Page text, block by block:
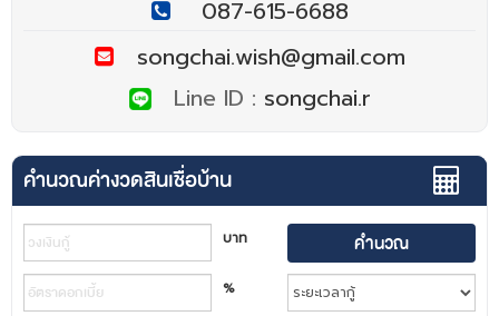
087-615-6688
songchai.wish@gmail.com
Line ID : songchai.r
คำนวณค่างวดสินเชื่อบ้าน
บาท
%